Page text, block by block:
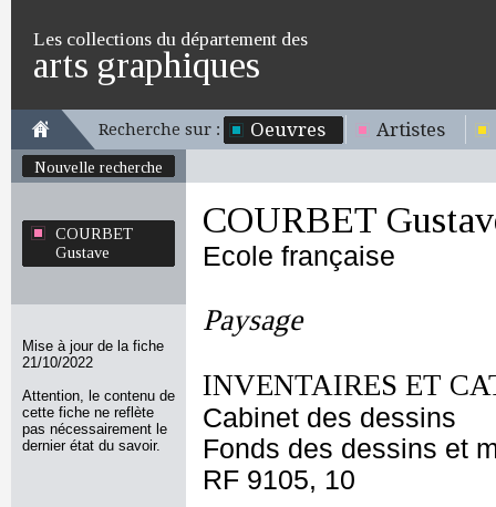
Les collections du département des
arts graphiques
Recherche sur : Oeuvres Artistes
Nouvelle recherche
COURBET
Gustave
Mise à jour de la fiche
21/10/2022
Attention, le contenu de
cette fiche ne reflète
pas nécessairement le
dernier état du savoir.
COURBET
Ecole française
Paysage
INVENTAIRES ET
Cabinet des dessins
Fonds des dessins et
RF 9105, 10